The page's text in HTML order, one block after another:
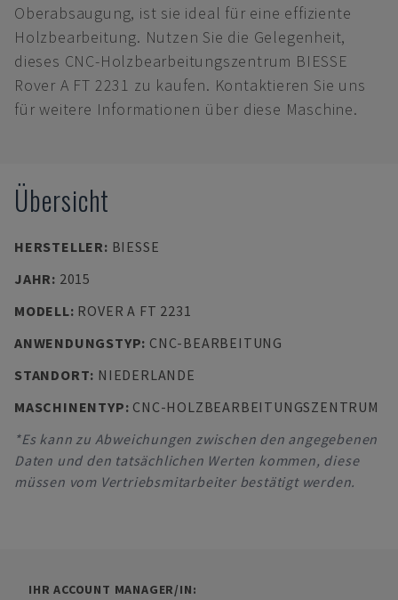
Oberabsaugung, ist sie ideal für eine effiziente
Holzbearbeitung. Nutzen Sie die Gelegenheit,
dieses CNC-Holzbearbeitungszentrum BIESSE
Rover A FT 2231 zu kaufen. Kontaktieren Sie uns
für weitere Informationen über diese Maschine.
Übersicht
HERSTELLER: BIESSE
JAHR: 2015
MODELL:
ROVER A FT 2231
ANWENDUNGSTYP: CNC-BEARBEITUNG
STANDORT: NIEDERLANDE
MASCHINENTYP: CNC-HOLZBEARBEITUNGSZENTRUM
*Es kann zu Abweichungen zwischen den angegebenen
Daten und den tatsächlichen Werten kommen, diese
müssen vom Vertriebsmitarbeiter bestätigt werden.
IHR ACCOUNT MANAGER/IN: